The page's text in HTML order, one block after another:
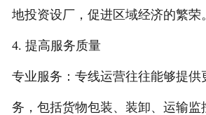
地投资设厂，促进区域经济的繁荣。
4. 提高服务质量
专业服务：专线运营往往能够提供
务，包括货物包装、装卸、运输监